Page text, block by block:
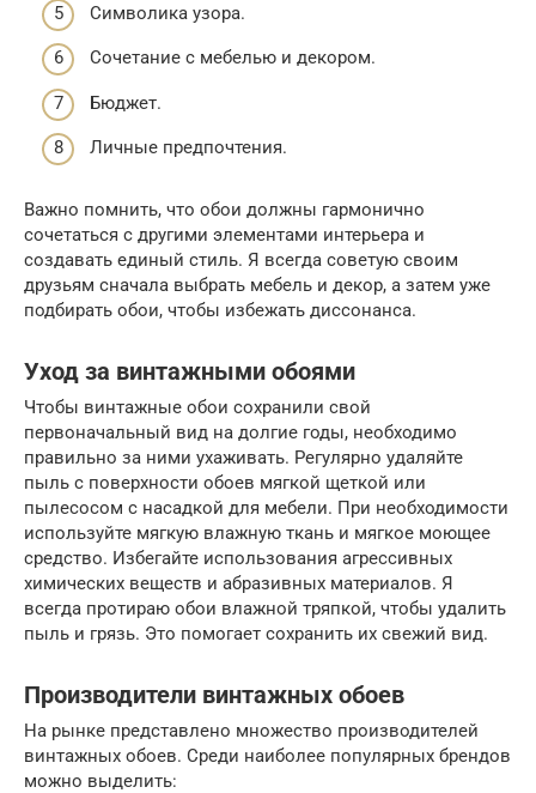
Символика узора.
Сочетание с мебелью и декором.
Бюджет.
Личные предпочтения.
Важно помнить, что обои должны гармонично
сочетаться с другими элементами интерьера и
создавать единый стиль. Я всегда советую своим
друзьям сначала выбрать мебель и декор, а затем уже
подбирать обои, чтобы избежать диссонанса.
Уход за винтажными обоями
Чтобы винтажные обои сохранили свой
первоначальный вид на долгие годы, необходимо
правильно за ними ухаживать. Регулярно удаляйте
пыль с поверхности обоев мягкой щеткой или
пылесосом с насадкой для мебели. При необходимости
используйте мягкую влажную ткань и мягкое моющее
средство. Избегайте использования агрессивных
химических веществ и абразивных материалов. Я
всегда протираю обои влажной тряпкой, чтобы удалить
пыль и грязь. Это помогает сохранить их свежий вид.
Производители винтажных обоев
На рынке представлено множество производителей
винтажных обоев. Среди наиболее популярных брендов
можно выделить: